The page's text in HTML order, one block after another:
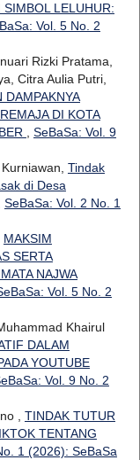
SIMBOL LELUHUR:
Vol. 5 No. 2
Rizki Pratama,
Citra Aulia Putri,
DAMPAKNYA
DI KOTA
SeBaSa: Vol. 9
Tindak
di Desa
SeBaSa: Vol. 2 No. 1
MAKSIM
SERTA
NAJWA
Vol. 5 No. 2
Khairul
DALAM
YOUTUBE
Vol. 9 No. 2
, TINDAK TUTUR
TENTANG
1 (2026): SeBaSa